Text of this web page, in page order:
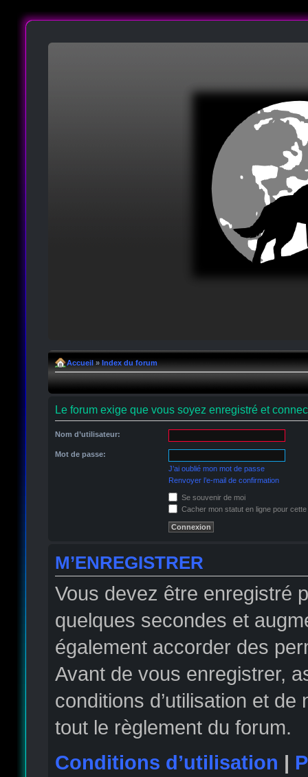
Accueil » Index du forum
Le forum exige que vous soyez enregistré et
Nom d’utilisateur:
Mot de passe:
J’ai oublié mon mot de passe
Renvoyer l’e-mail de confirmation
Se souvenir de moi
Cacher mon statut en ligne pour
M’ENREGISTRER
Vous devez être enregistré
quelques secondes et
également accorder des
Avant de vous enregistrer,
conditions d’utilisation et
tout le règlement du forum.
Conditions d’utilisation |